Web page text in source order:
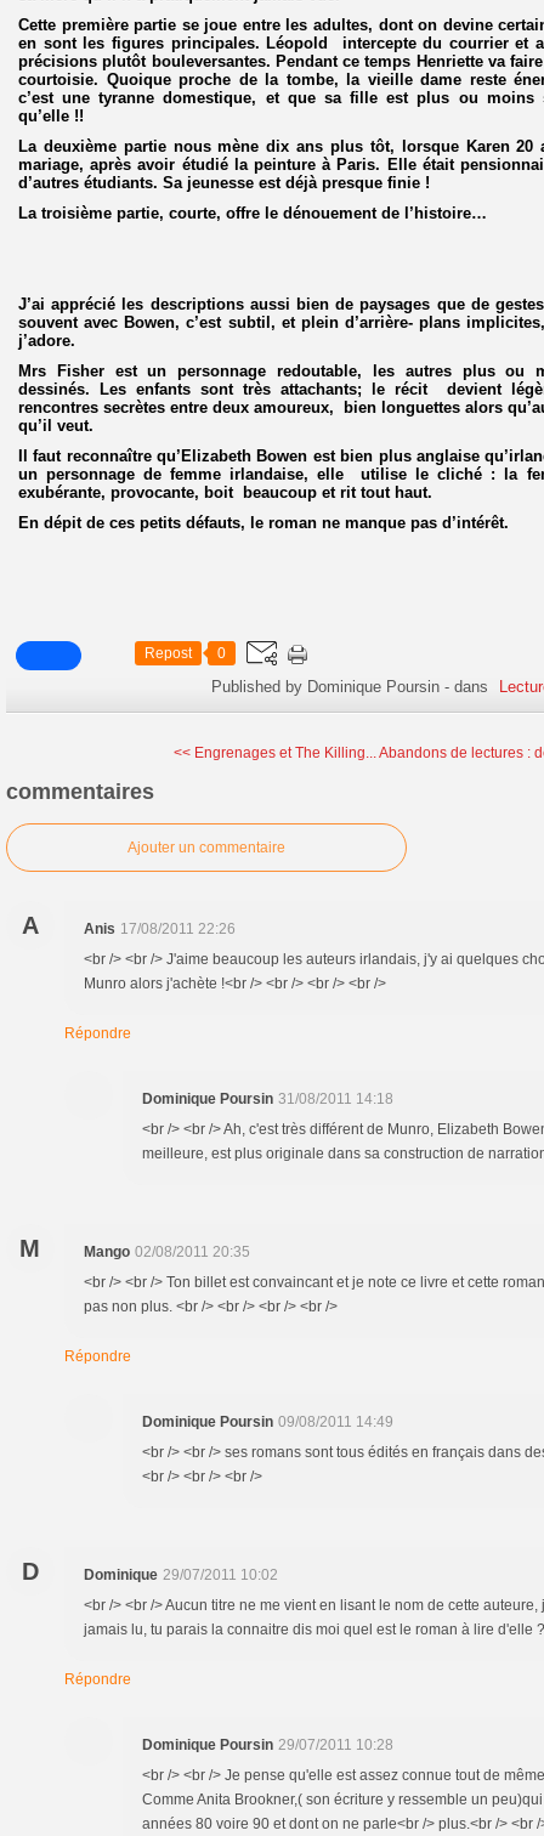
Cette première partie se joue entre les adultes, dont on devine
en sont les figures principales. Léopold intercepte du courrier et
précisions plutôt bouleversantes. Pendant ce temps Henriette va
courtoisie. Quoique proche de la tombe, la vieille dame reste
c’est une tyranne domestique, et que sa fille est plus ou
qu’elle !!
La deuxième partie nous mène dix ans plus tôt, lorsque Karen
mariage, après avoir étudié la peinture à Paris. Elle était
d’autres étudiants. Sa jeunesse est déjà presque finie !
La troisième partie, courte, offre le dénouement de l’histoire…
J’ai apprécié les descriptions aussi bien de paysages que de
souvent avec Bowen, c’est subtil, et plein d’arrière- plans
j’adore.
Mrs Fisher est un personnage redoutable, les autres plus ou
dessinés. Les enfants sont très attachants; le récit devient
rencontres secrètes entre deux amoureux, bien longuettes alors
qu’il veut.
Il faut reconnaître qu’Elizabeth Bowen est bien plus anglaise
un personnage de femme irlandaise, elle utilise le cliché : la
exubérante, provocante, boit beaucoup et rit tout haut.
En dépit de ces petits défauts, le roman ne manque pas d’intérêt.
Repost 0
Published by Dominique Poursin -dans
<< Engrenages et The Killing...Abandons de lectures :
commentaires
Ajouter un commentaire
A Anis 17/08/2011 22:26
<br /> <br /> J'aime beaucoup les auteurs irlandais, j'y ai quelques
Munro alors j'achète !<br /> <br /> <br /> <br />
Répondre
Dominique Poursin 31/08/2011 14:18
<br /> <br /> Ah, c'est très différent de Munro, Elizabeth
meilleure, est plus originale dans sa construction de
M Mango 02/08/2011 20:35
<br /> <br /> Ton billet est convaincant et je note ce livre et cette
pas non plus. <br /> <br /> <br /> <br />
Répondre
Dominique Poursin 09/08/2011 14:49
<br /> <br /> ses romans sont tous édités en français dans
<br /> <br /> <br />
D Dominique 29/07/2011 10:02
<br /> <br /> Aucun titre ne me vient en lisant le nom de cette
jamais lu, tu parais la connaitre dis moi quel est le roman à lire d'elle
Répondre
Dominique Poursin 29/07/2011 10:28
<br /> <br /> Je pense qu'elle est assez connue tout de
Comme Anita Brookner,( son écriture y ressemble un
années 80 voire 90 et dont on ne parle<br /> plus.<br /> <br